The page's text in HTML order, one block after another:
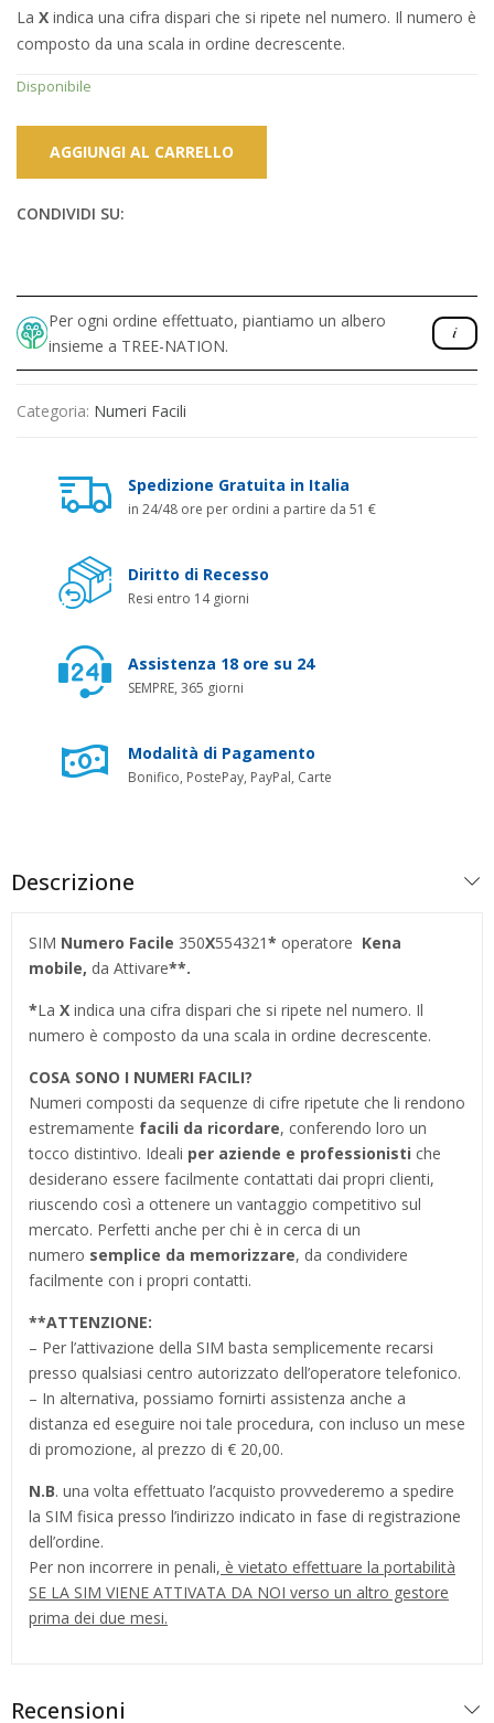
originale
era:
199,00 €.
attuale
è:
149,00 €.
La X indica una cifra dispari che si ripete nel numero. Il numero è
composto da una scala in ordine decrescente.
Disponibile
AGGIUNGI AL CARRELLO
CONDIVIDI SU:
Per ogni ordine effettuato, piantiamo un albero
insieme a TREE-NATION.
Categoria: Numeri Facili
Spedizione Gratuita in Italia
in 24/48 ore per ordini a partire da 51 €
Diritto di Recesso
Resi entro 14 giorni
Assistenza 18 ore su 24
SEMPRE, 365 giorni
Modalità di Pagamento
Bonifico, PostePay, PayPal, Carte
Descrizione
SIM Numero Facile 350X554321* operatore Kena
mobile, da Attivare**.
*La X indica una cifra dispari che si ripete nel numero. Il
numero è composto da una scala in ordine decrescente.
COSA SONO I NUMERI FACILI?
Numeri composti da sequenze di cifre ripetute che li rendono
estremamente facili da ricordare, conferendo loro un
tocco distintivo. Ideali per aziende e professionisti che
desiderano essere facilmente contattati dai propri clienti,
riuscendo così a ottenere un vantaggio competitivo sul
mercato. Perfetti anche per chi è in cerca di un
numero semplice da memorizzare, da condividere
facilmente con i propri contatti.
**ATTENZIONE:
– Per l’attivazione della SIM basta semplicemente recarsi
presso qualsiasi centro autorizzato dell’operatore telefonico.
– In alternativa, possiamo fornirti assistenza anche a
distanza ed eseguire noi tale procedura, con incluso un mese
di promozione, al prezzo di € 20,00.
N.B. una volta effettuato l’acquisto provvederemo a spedire
la SIM fisica presso l’indirizzo indicato in fase di registrazione
dell’ordine.
Per non incorrere in penali, è vietato effettuare la portabilità
SE LA SIM VIENE ATTIVATA DA NOI verso un altro gestore
prima dei due mesi.
Recensioni